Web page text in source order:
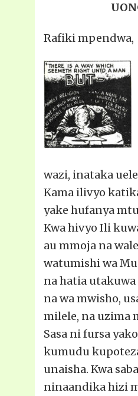
Rafiki mpendwa,
wazi, inataka
Kama ilivyo
yake hufanya
Kwa hivyo Ili
au mmoja na
watumishi wa
na hatia
na wa mwisho,
milele, na uzima
Sasa ni fursa
kumudu
unaisha. Kwa
ninaandika hizi